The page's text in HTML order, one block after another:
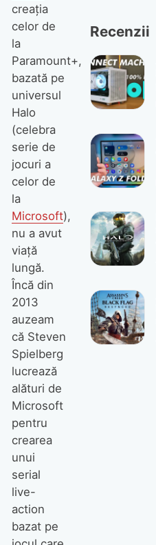
creația
celor de
la
Paramount+,
bazată pe
universul
Halo
(celebra
serie de
jocuri a
celor de
la
Microsoft),
nu a avut
viață
lungă.
Încă din
2013
auzeam
că Steven
Spielberg
lucrează
alături de
Microsoft
pentru
crearea
unui
serial
live-
action
bazat pe
Recenzii